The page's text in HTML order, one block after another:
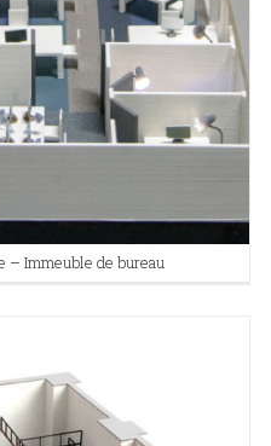
– Immeuble de bureau